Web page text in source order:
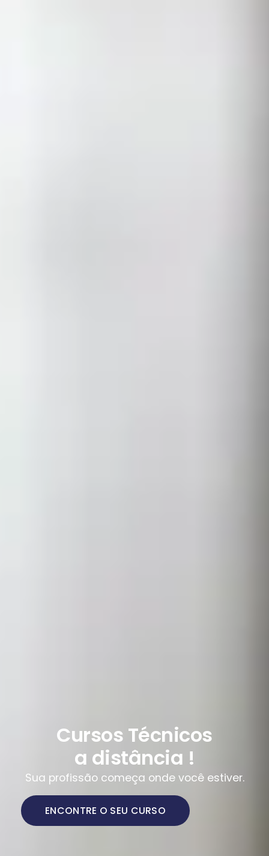
Cursos Técnicos
a distância !
Sua profissão começa onde você estiver.
ENCONTRE O SEU CURSO